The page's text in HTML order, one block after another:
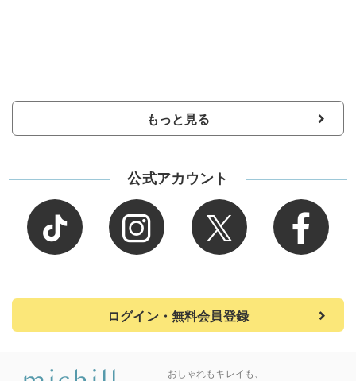
もっと見る
公式アカウント
ログイン・無料会員登録
おしゃれもキレイも、